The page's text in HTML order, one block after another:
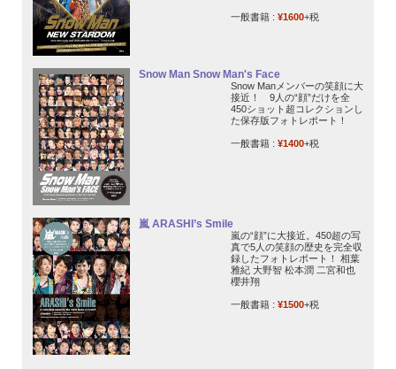
一般書籍 : ¥1600+税
Snow Man Snow Man's Face
Snow Manメンバーの笑顔に大
接近！ 9人の“顔”だけを全
450ショット超コレクションし
た保存版フォトレポート！
一般書籍 : ¥1400+税
嵐 ARASHI’s Smile
嵐の“顔”に大接近。450超の写
真で5人の笑顔の歴史を完全収
録したフォトレポート！ 相葉
雅紀 大野智 松本潤 二宮和也
櫻井翔
一般書籍 : ¥1500+税